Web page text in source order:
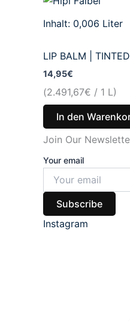
Inhalt: 0,006 Liter
LIP BALM |
14,95€
(2.491,67€ / 1 L)
In den
Join Our
Your email
Subscribe
Instagram